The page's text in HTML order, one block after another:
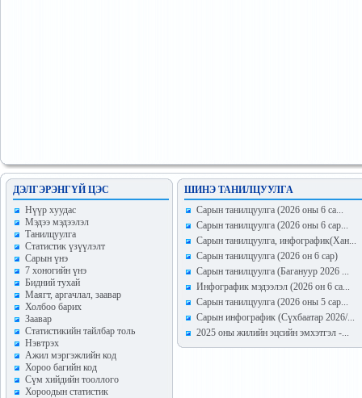
ДЭЛГЭРЭНГҮЙ ЦЭС
Hүүр хуудас
Мэдээ мэдээлэл
Танилцуулга
Статистик үзүүлэлт
Сарын үнэ
7 хоногийн үнэ
Бидний тухай
Маягт, аргачлал, заавар
Холбоо барих
Заавар
Статистикийн тайлбар толь
Нэвтрэх
Ажил мэргэжлийн код
Хороо багийн код
Сүм хийдийн тооллого
Хороодын статистик
ШИНЭ ТАНИЛЦУУЛГА
Сарын танилцуулга (2026 оны 6 са...
Сарын танилцуулга (2026 оны 6 сар...
Сарын танилцуулга, инфографик(Хан...
Сарын танилцуулга (2026 он 6 сар)
Сарын танилцуулга (Багануур 2026 ...
Инфографик мэдээлэл (2026 он 6 са...
Сарын танилцуулга (2026 оны 5 сар...
Сарын инфографик (Сүхбаатар 2026/...
2025 оны жилийн эцсийн эмхэтгэл -...